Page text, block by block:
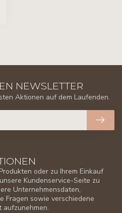
oder zu Ihrem Einkauf
Kundenservice-Seite zu
Unternehmensdaten,
sowie verschiedene
aufzunehmen.
NEWSLETTER
Aktionen auf dem Laufenden.